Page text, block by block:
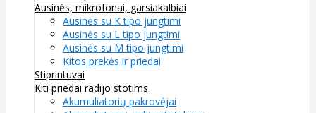
Ausinės, mikrofonai, garsiakalbiai
Ausinės su K tipo jungtimi
Ausinės su L tipo jungtimi
Ausinės su M tipo jungtimi
Kitos prekės ir priedai
Stiprintuvai
Kiti priedai radijo stotims
Akumuliatorių pakrovėjai